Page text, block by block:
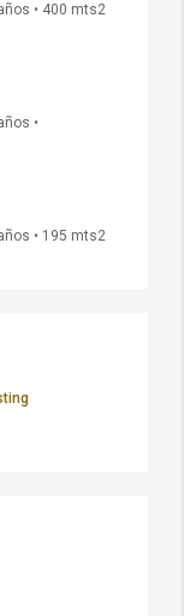
• 400 mts2
•
• 195 mts2